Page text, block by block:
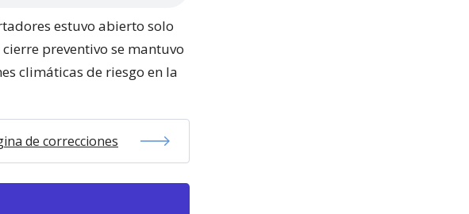
estuvo abierto solo
preventivo se mantuvo
climáticas de riesgo en la
de correcciones